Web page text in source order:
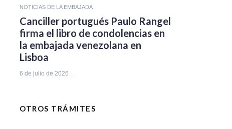
NOTICIAS DE LA EMBAJADA
Canciller portugués Paulo Rangel
firma el libro de condolencias en
la embajada venezolana en
Lisboa
6 de julio de 2026
OTROS TRÁMITES